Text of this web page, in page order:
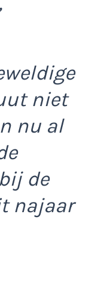
niet
nu al
de
najaar